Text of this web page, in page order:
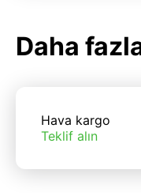
Daha
Hava kargo
Teklif alın